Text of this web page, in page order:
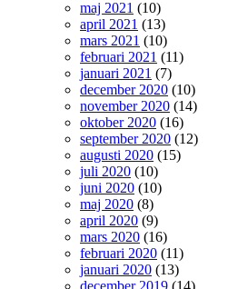
maj 2021 (10)
april 2021 (13)
mars 2021 (10)
februari 2021 (11)
januari 2021 (7)
december 2020 (10)
november 2020 (14)
oktober 2020 (16)
september 2020 (12)
augusti 2020 (15)
juli 2020 (10)
juni 2020 (10)
maj 2020 (8)
april 2020 (9)
mars 2020 (16)
februari 2020 (11)
januari 2020 (13)
december 2019 (14)